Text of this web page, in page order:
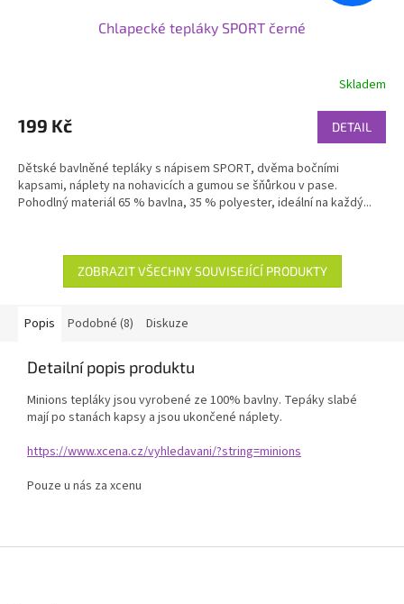
Chlapecké tepláky SPORT černé
Skladem
199 Kč DETAIL
Dětské bavlněné tepláky s nápisem SPORT, dvěma bočními
kapsami, náplety na nohavicích a gumou se šňůrkou v pase.
Pohodlný materiál 65 % bavlna, 35 % polyester, ideální na každý...
ZOBRAZIT VŠECHNY SOUVISEJÍCÍ PRODUKTY
Popis Podobné (8) Diskuze
Detailní popis produktu
Minions tepláky jsou vyrobené ze 100% bavlny. Tepáky slabé
mají po stanách kapsy a jsou ukončené náplety.
https://www.xcena.cz/vyhledavani/?string=minions
Pouze u nás za xcenu